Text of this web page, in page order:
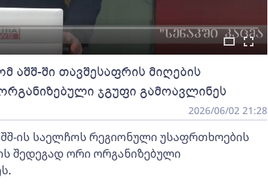
აშშ-ში თავშესაფრის მიღების
ჯგუფი გამოავლინეს
2026/06/02 21:28
ის საელჩოს რეგიონული უსაფრთხოების
შედეგად ორი ორგანიზებული